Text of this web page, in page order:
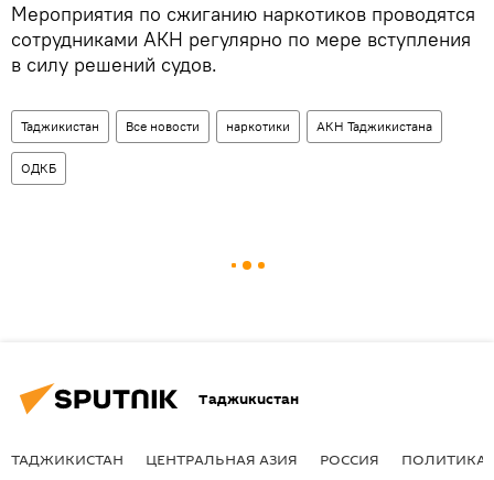
Мероприятия по сжиганию наркотиков проводятся
сотрудниками АКН регулярно по мере вступления
в силу решений судов.
Таджикистан Все новости наркотики АКН Таджикистана
ОДКБ
Таджикистан
ТАДЖИКИСТАН ЦЕНТРАЛЬНАЯ АЗИЯ РОССИЯ ПОЛИТИКА